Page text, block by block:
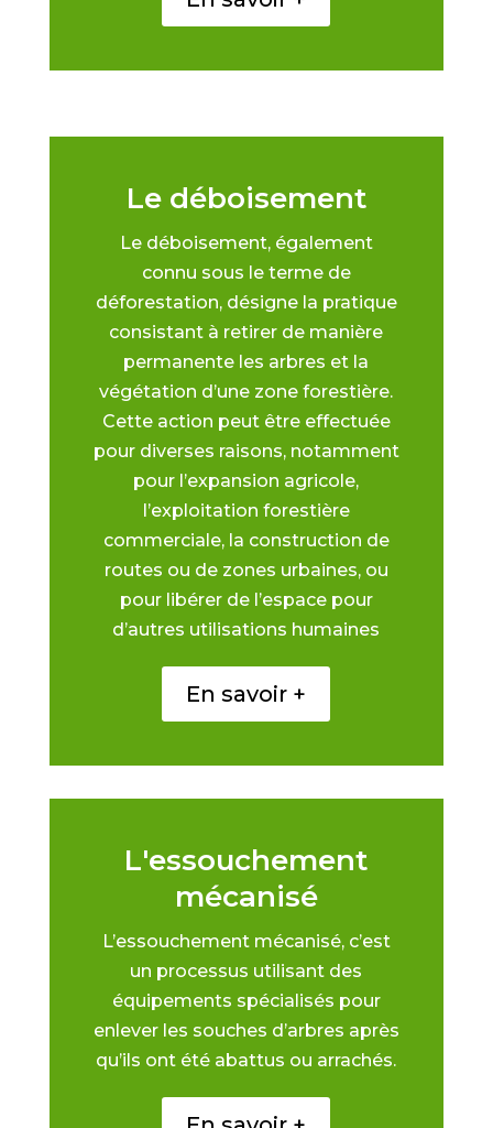
Le déboisement
Le déboisement, également
connu sous le terme de
déforestation, désigne la pratique
consistant à retirer de manière
permanente les arbres et la
végétation d’une zone forestière.
Cette action peut être effectuée
pour diverses raisons, notamment
pour l’expansion agricole,
l’exploitation forestière
commerciale, la construction de
routes ou de zones urbaines, ou
pour libérer de l’espace pour
d’autres utilisations humaines
En savoir +
L'essouchement
mécanisé
L’essouchement mécanisé, c’est
un processus utilisant des
équipements spécialisés pour
enlever les souches d’arbres après
qu’ils ont été abattus ou arrachés.